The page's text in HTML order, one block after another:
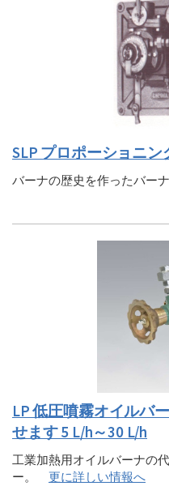
SLP プロポーショニ
バーナの歴史を作ったバー
LP 低圧噴霧オイルバ
せます 5 L/h～30 L/h
工業加熱用オイルバーナの
ー。 更に詳しい情報へ